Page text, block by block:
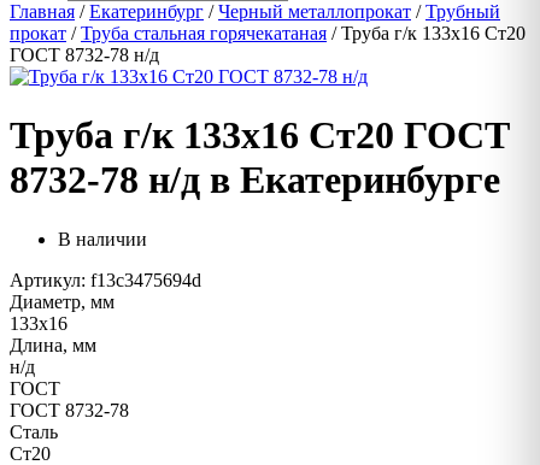
Главная /Екатеринбург /Черный металлопрокат /Трубный
прокат /Труба стальная горячекатаная / Труба г/к 133х16 Ст20
ГОСТ 8732-78 н/д
Труба г/к 133х16 Ст20 ГОСТ
8732-78 н/д в Екатеринбурге
В наличии
Артикул: f13c3475694d
Диаметр, мм
133х16
Длина, мм
н/д
ГОСТ
ГОСТ 8732-78
Сталь
Ст20